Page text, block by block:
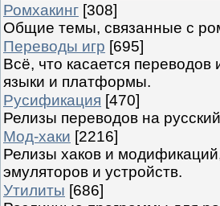
Ромхакинг [308]
Общие темы, связанные с
Переводы игр [695]
Всё, что касается переводов
языки и платформы.
Русификация [470]
Релизы переводов на
Мод-хаки [2216]
Релизы хаков и
эмуляторов и устройств.
Утилиты [686]